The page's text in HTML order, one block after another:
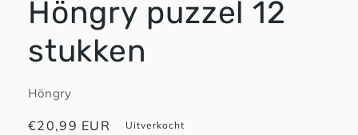
Höngry puzzel 12
stukken
Höngry
Normale
€20,99 EUR Uitverkocht